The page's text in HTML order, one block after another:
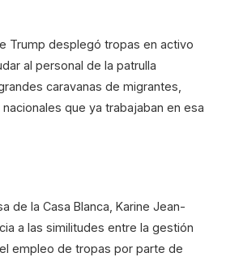
Trump desplegó tropas en activo
al personal de la patrulla
caravanas de migrantes,
que ya trabajaban en esa
de la Casa Blanca, Karine Jean-
a las similitudes entre la gestión
empleo de tropas por parte de